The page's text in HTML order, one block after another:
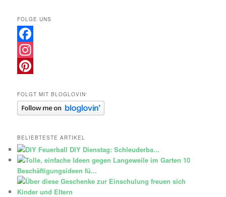
FOLGE UNS
Facebook
Instagram
FOLGT MIT BLOGLOVIN‘
BELIEBTESTE ARTIKEL
DIY Dienstag: Schleuderba...
10
Beschäftigungsideen fü...